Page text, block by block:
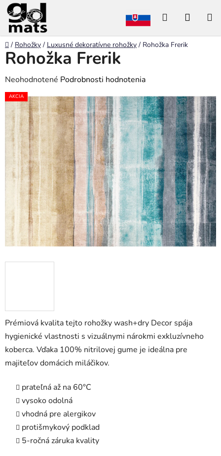
Prejsť
na
obsah
Hľadať
Domov
/ Rohožky / Luxusné dekoratívne rohožky / Rohožka Frerik
Prémiová kvalita tejto rohožky wash+dry Decor spája
hygienické vlastnosti s vizuálnymi nárokmi exkluzívneho
koberca. Vďaka 100% nitrilovej gume je ideálna pre
majiteľov domácich miláčikov.
prateľná až na 60°C
vysoko odolná
vhodná pre alergikov
protišmykový podklad
5-ročná záruka kvality
Rohožka Frerik
Priemerné
hodnotenie
produktu
je
0,0
hviezdičiek.
Neohodnotené Podrobnosti hodnotenia
AKCIA